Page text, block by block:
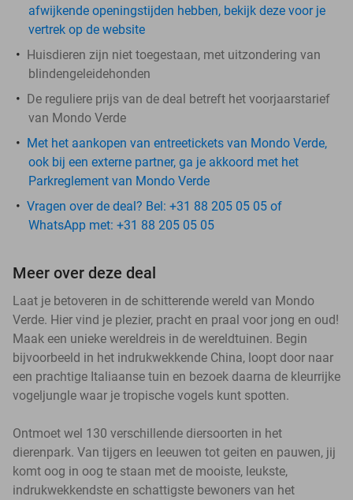
afwijkende openingstijden hebben, bekijk deze voor je
vertrek op de website
Huisdieren zijn niet toegestaan, met uitzondering van
blindengeleidehonden
De reguliere prijs van de deal betreft het voorjaarstarief
van Mondo Verde
Met het aankopen van entreetickets van Mondo Verde,
ook bij een externe partner, ga je akkoord met het
Parkreglement van Mondo Verde
Vragen over de deal? Bel: +31 88 205 05 05 of
WhatsApp met: +31 88 205 05 05
Meer over deze deal
Laat je betoveren in de schitterende wereld van Mondo
Verde. Hier vind je plezier, pracht en praal voor jong en oud!
Maak een unieke wereldreis in de wereldtuinen. Begin
bijvoorbeeld in het indrukwekkende China, loopt door naar
een prachtige Italiaanse tuin en bezoek daarna de kleurrijke
vogeljungle waar je tropische vogels kunt spotten.
Ontmoet wel 130 verschillende diersoorten in het
dierenpark. Van tijgers en leeuwen tot geiten en pauwen, jij
komt oog in oog te staan met de mooiste, leukste,
indrukwekkendste en schattigste bewoners van het